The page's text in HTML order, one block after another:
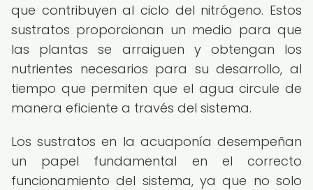
que contribuyen al ciclo del nitrógeno. Estos
sustratos proporcionan un medio para que
las plantas se arraiguen y obtengan los
nutrientes necesarios para su desarrollo, al
tiempo que permiten que el agua circule de
manera eficiente a través del sistema.
Los sustratos en la acuaponía desempeñan
un papel fundamental en el correcto
funcionamiento del sistema, ya que no solo